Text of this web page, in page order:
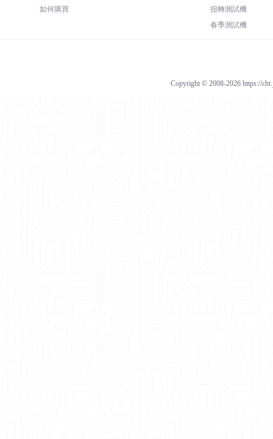
如何購買
扭轉測試機
春季測試機
Copyright © 2008-2026 https://